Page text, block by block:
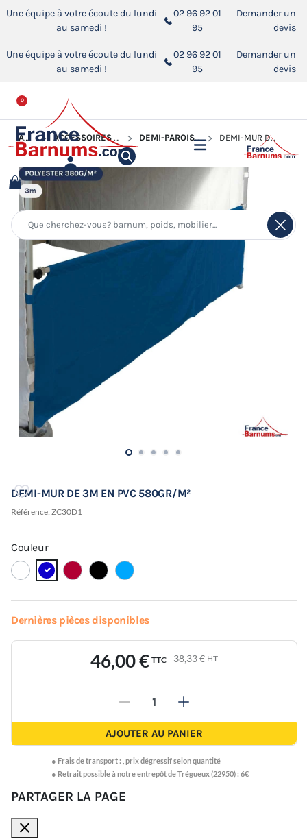
Une équipe à votre écoute du lundi
au samedi !
02 96 92 01
95
Demander un
devis
Une équipe à votre écoute du lundi
au samedi !
02 96 92 01
95
Demander un
devis
0
ACCUEIL ACCESSOIRES POUR BARNUMS PLIANTS DEMI-PAROIS POUR BARNUM PLIANT DEMI-MUR DE 3M EN PVC 580GR/M²
DEMI-MUR DE 3M EN PVC 580GR/M²
Référence: ZC30D1
Couleur
Dernières pièces disponibles
46,00 € TTC 38,33 € HT
- +
AJOUTER AU PANIER
● Frais de transport : prix dégressif selon quantité
● Retrait possible à notre entrepôt de Trégueux (22950) : 6€
PARTAGER LA PAGE
close